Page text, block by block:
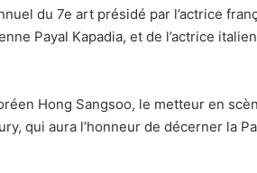
du 7e art présidé par l’actrice
Payal Kapadia, et de l’actrice
Hong Sangsoo, le metteur en
qui aura l’honneur de décerner la